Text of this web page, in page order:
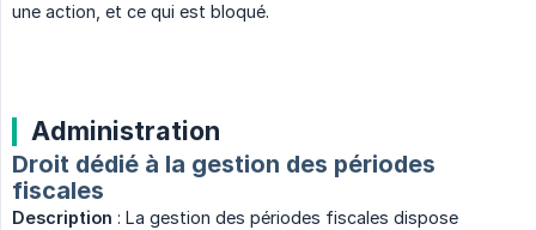
une action, et ce qui est bloqué.
Administration
Droit dédié à la gestion des périodes
fiscales
Description : La gestion des périodes fiscales dispose